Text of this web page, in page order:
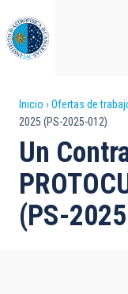
al
contenido
principal
Sobrescribir
enlaces
de
ayuda
a
Inicio Ofertas de
2025 (PS-2025-012)
Un
(PS-